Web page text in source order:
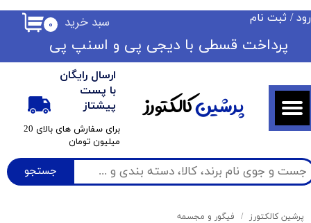
جستجو
ارسال رایگان
با پست
پیشتاز
​برای سفارش های بالای 20
میلیون تومان
۰ سبد خرید / ثبت نام
حساب کاربری من
تغییر گذر واژه
سفارشات
خروج از حساب کاربری
​​پرداخت قسطی با دیجی پی ​​​​​​​و اسنپ پی
پرشینکالکتورز
پرشین کالکتورز فیگور و مجسمه